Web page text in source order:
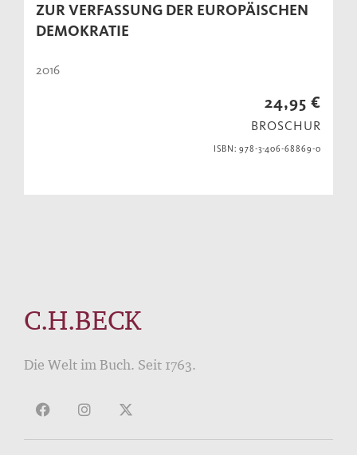
ZUR VERFASSUNG DER EUROPÄISCHEN
DEMOKRATIE
2016
24,95 €
BROSCHUR
ISBN: 978-3-406-68869-0
C.H.BECK
Die Welt im Buch. Seit 1763.